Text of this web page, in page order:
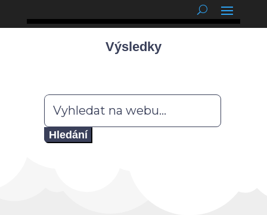
Výsledky
Hledat: